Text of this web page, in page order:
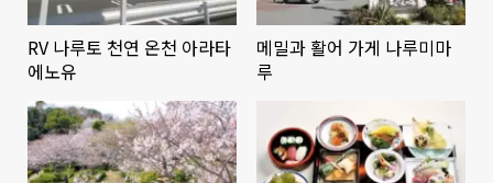
RV 나루토 천연 온천 아라타
에노유
메밀과 활어 가게 나루미마
루